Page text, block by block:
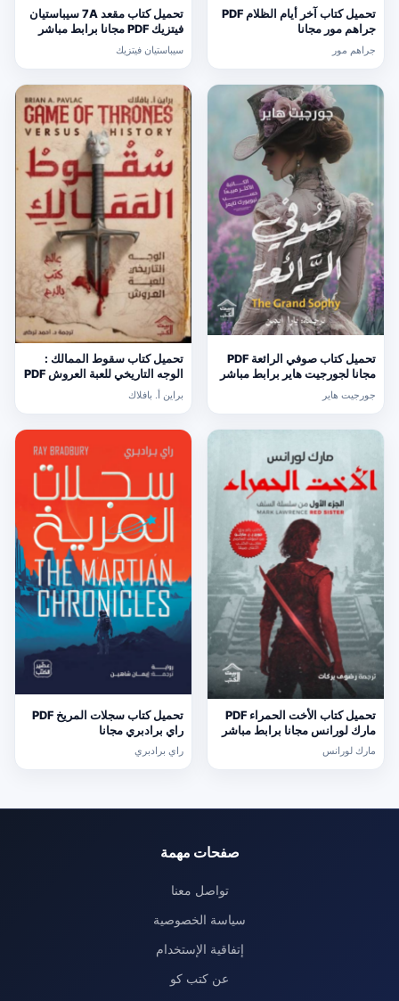
تحميل كتاب آخر أيام الظلام PDF
جراهم مور مجانا
جراهم مور
تحميل كتاب مقعد 7A سيباستيان
فيتزيك PDF مجانا برابط مباشر
سيباستيان فيتزيك
تحميل كتاب صوفي الرائعة PDF
مجانا لجورجيت هاير برابط مباشر
جورجيت هاير
تحميل كتاب سقوط الممالك :
الوجه التاريخي للعبة العروش PDF
مجانا
براين أ. بافلاك
تحميل كتاب الأخت الحمراء PDF
مارك لورانس مجانا برابط مباشر
مارك لورانس
تحميل كتاب سجلات المريخ PDF
راي برادبري مجانا
راي برادبري
صفحات مهمة
تواصل معنا
سياسة الخصوصية
إتفاقية الإستخدام
عن كتب كو